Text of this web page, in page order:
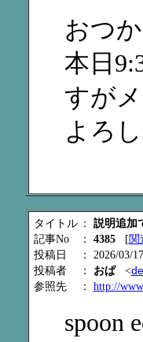
おつ
本日
すが
よろ
タイトル ： 説明追加
記事No
： 4385[関
投稿日
： 2026/03/
投稿者
： おぱ<
参照先
： http://